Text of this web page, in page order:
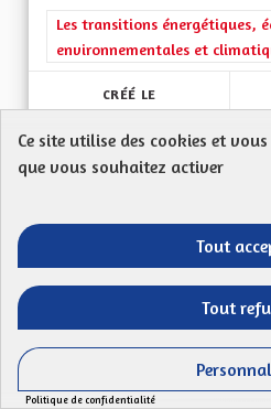
Filtrer les résultats de la
Les transitions énergétiques,
environnementales et
CRÉÉ LE
Pour un virage
Proposition anonyme
Je souhaite un virage « vert
Cela passera, à mon sens
Ce site utilise des cookies et
que vous souhaitez activer
Tout
Tout
Politique de confidentialité